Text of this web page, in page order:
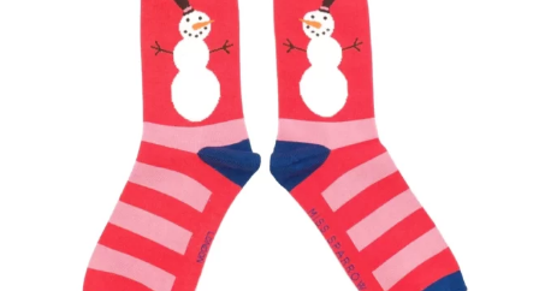
byla:
195 Kč.
je:
119 Kč.